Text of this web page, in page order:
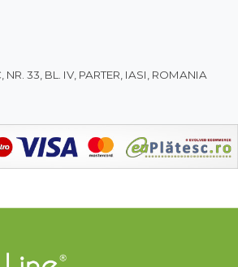
33, BL. IV, PARTER, IASI, ROMANIA